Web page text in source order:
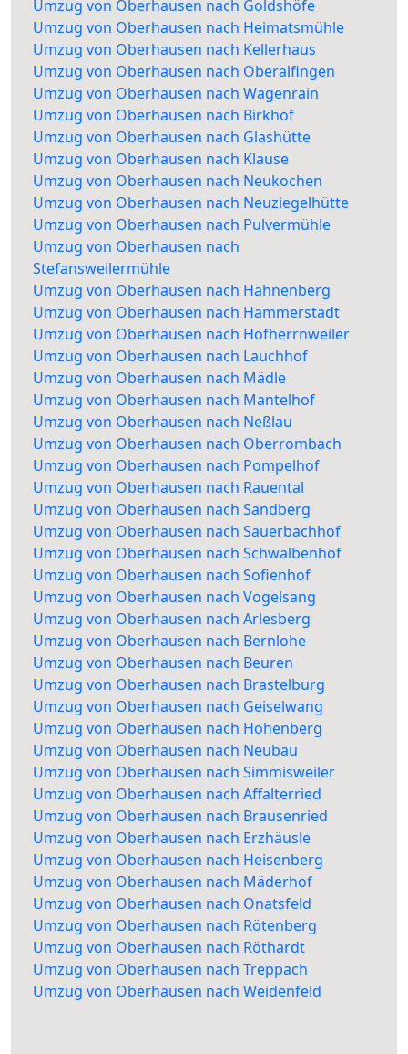
Umzug von Oberhausen nach Goldshöfe
Umzug von Oberhausen nach Heimatsmühle
Umzug von Oberhausen nach Kellerhaus
Umzug von Oberhausen nach Oberalfingen
Umzug von Oberhausen nach Wagenrain
Umzug von Oberhausen nach Birkhof
Umzug von Oberhausen nach Glashütte
Umzug von Oberhausen nach Klause
Umzug von Oberhausen nach Neukochen
Umzug von Oberhausen nach Neuziegelhütte
Umzug von Oberhausen nach Pulvermühle
Umzug von Oberhausen nach
Stefansweilermühle
Umzug von Oberhausen nach Hahnenberg
Umzug von Oberhausen nach Hammerstadt
Umzug von Oberhausen nach Hofherrnweiler
Umzug von Oberhausen nach Lauchhof
Umzug von Oberhausen nach Mädle
Umzug von Oberhausen nach Mantelhof
Umzug von Oberhausen nach Neßlau
Umzug von Oberhausen nach Oberrombach
Umzug von Oberhausen nach Pompelhof
Umzug von Oberhausen nach Rauental
Umzug von Oberhausen nach Sandberg
Umzug von Oberhausen nach Sauerbachhof
Umzug von Oberhausen nach Schwalbenhof
Umzug von Oberhausen nach Sofienhof
Umzug von Oberhausen nach Vogelsang
Umzug von Oberhausen nach Arlesberg
Umzug von Oberhausen nach Bernlohe
Umzug von Oberhausen nach Beuren
Umzug von Oberhausen nach Brastelburg
Umzug von Oberhausen nach Geiselwang
Umzug von Oberhausen nach Hohenberg
Umzug von Oberhausen nach Neubau
Umzug von Oberhausen nach Simmisweiler
Umzug von Oberhausen nach Affalterried
Umzug von Oberhausen nach Brausenried
Umzug von Oberhausen nach Erzhäusle
Umzug von Oberhausen nach Heisenberg
Umzug von Oberhausen nach Mäderhof
Umzug von Oberhausen nach Onatsfeld
Umzug von Oberhausen nach Rötenberg
Umzug von Oberhausen nach Röthardt
Umzug von Oberhausen nach Treppach
Umzug von Oberhausen nach Weidenfeld